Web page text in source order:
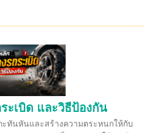
ะเบิด และวิธีป้องกัน
ะทันหันและสร้างความตระหนกให้กับ